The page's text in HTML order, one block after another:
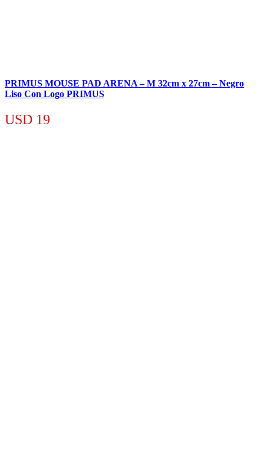
PRIMUS MOUSE PAD ARENA – M 32cm x 27cm – Negro
Liso Con Logo PRIMUS
USD 19